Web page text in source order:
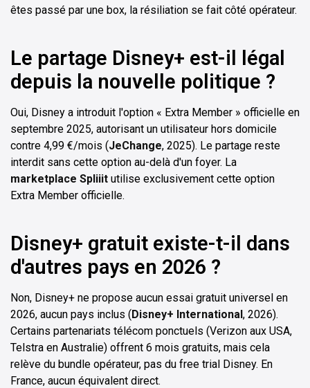
êtes passé par une box, la résiliation se fait côté opérateur.
Le partage Disney+ est-il légal
depuis la nouvelle politique ?
Oui, Disney a introduit l'option « Extra Member » officielle en
septembre 2025, autorisant un utilisateur hors domicile
contre 4,99 €/mois (JeChange, 2025). Le partage reste
interdit sans cette option au-delà d'un foyer. La
marketplace Spliiit utilise exclusivement cette option
Extra Member officielle.
Disney+ gratuit existe-t-il dans
d'autres pays en 2026 ?
Non, Disney+ ne propose aucun essai gratuit universel en
2026, aucun pays inclus (Disney+ International, 2026).
Certains partenariats télécom ponctuels (Verizon aux USA,
Telstra en Australie) offrent 6 mois gratuits, mais cela
relève du bundle opérateur, pas du free trial Disney. En
France, aucun équivalent direct.